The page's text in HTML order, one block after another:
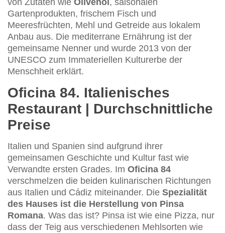
von Zutaten wie Olivenöl , saisonalen
Gartenprodukten, frischem Fisch und
Meeresfrüchten, Mehl und Getreide aus lokalem
Anbau aus. Die mediterrane Ernährung ist der
gemeinsame Nenner und wurde 2013 von der
UNESCO zum Immateriellen Kulturerbe der
Menschheit erklärt.
Oficina 84. Italienisches
Restaurant | Durchschnittliche
Preise
Italien und Spanien sind aufgrund ihrer
gemeinsamen Geschichte und Kultur fast wie
Verwandte ersten Grades. Im Oficina 84
verschmelzen die beiden kulinarischen Richtungen
aus Italien und Cádiz miteinander. Die Spezialität
des Hauses ist die Herstellung von Pinsa
Romana. Was das ist? Pinsa ist wie eine Pizza, nur
dass der Teig aus verschiedenen Mehlsorten wie